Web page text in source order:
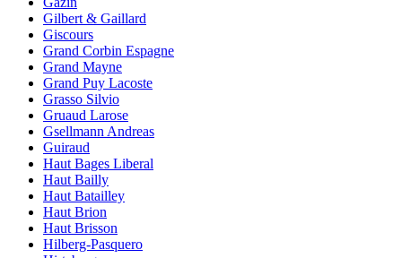
Gilbert & Gaillard
Giscours
Grand Corbin Espagne
Grand Mayne
Grand Puy Lacoste
Grasso Silvio
Gruaud Larose
Gsellmann Andreas
Guiraud
Haut Bages Liberal
Haut Bailly
Haut Batailley
Haut Brion
Haut Brisson
Hilberg-Pasquero